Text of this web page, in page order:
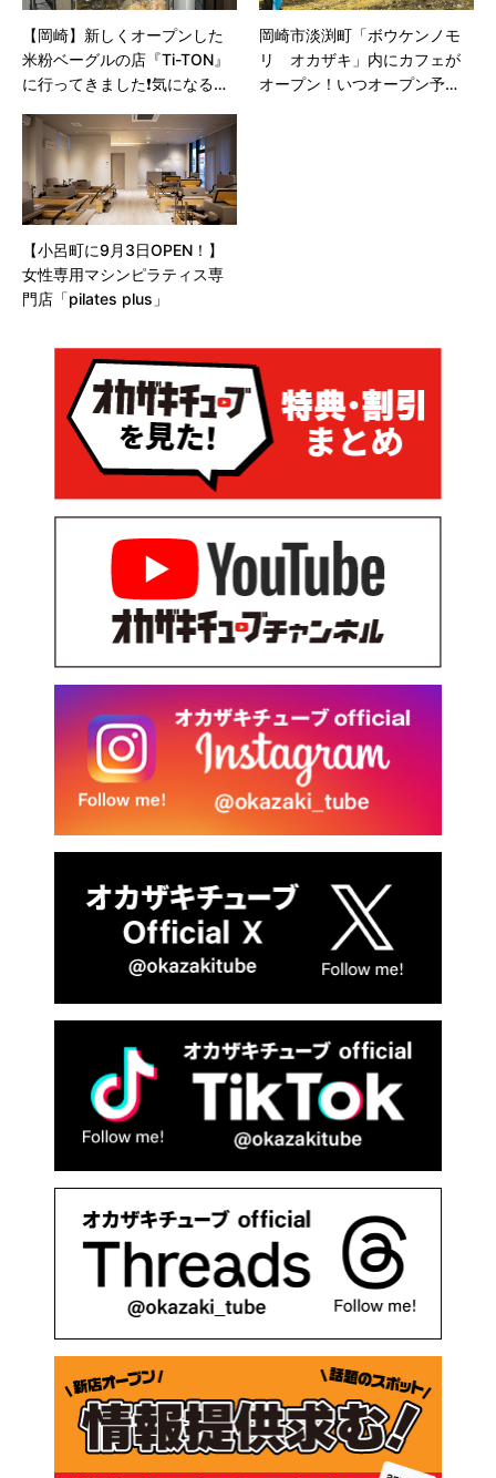
【岡崎】新しくオープンした
米粉ベーグルの店『Ti-TON』
に行ってきました❗️気になる場
岡崎市淡渕町「ボウケンノモ
リ オカザキ」内にカフェが
オープン！いつオープン予
【小呂町に9月3日OPEN！】
女性専用マシンピラティス専
門店「pilates plus」